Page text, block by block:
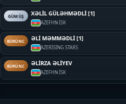
GÜMÜŞ XƏLİL GÜLƏHMƏDLİ [1]
AZEFHN İSK
BÜRÜNC ƏLİ MƏMMƏDLİ [1]
AZERİSİNG STARS
BÜRÜNC ƏLİRZA ƏLİYEV
AZEFHN İSK